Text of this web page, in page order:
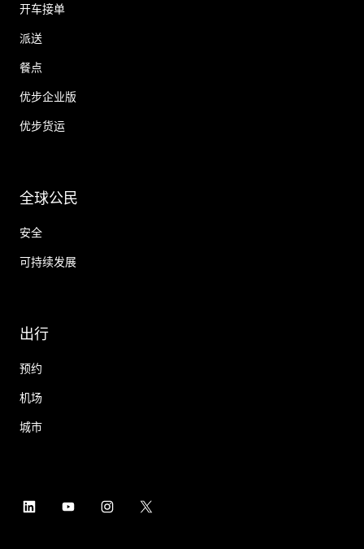
开车接单
派送
餐点
优步企业版
优步货运
全球公民
安全
可持续发展
出行
预约
机场
城市